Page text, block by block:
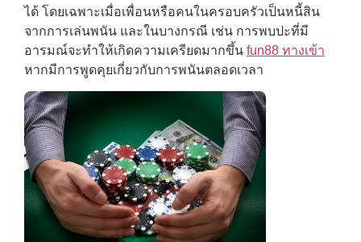
ได้ โดยเฉพาะเมื่อเพื่อนหรือคนในครอบครัวเป็นหนี้สิน
จากการเล่นพนัน และในบางกรณี เช่น การพบปะที่มี
อารมณ์จะทำให้เกิดความเครียดมากขึ้น fun88 ทางเข้า
หากมีการพูดคุยเกี่ยวกับการพนันตลอดเวลา